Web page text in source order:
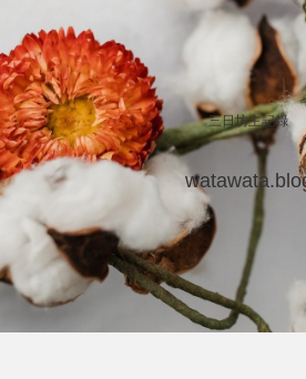
三日坊主記録